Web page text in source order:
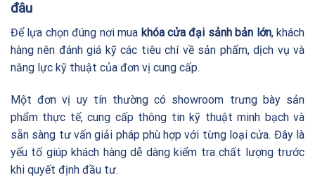
đâu
Để lựa chọn đúng nơi mua khóa cửa đại sảnh bản lớn, khách
hàng nên đánh giá kỹ các tiêu chí về sản phẩm, dịch vụ và
năng lực kỹ thuật của đơn vị cung cấp.
Một đơn vị uy tín thường có showroom trưng bày sản
phẩm thực tế, cung cấp thông tin kỹ thuật minh bạch và
sẵn sàng tư vấn giải pháp phù hợp với từng loại cửa. Đây là
yếu tố giúp khách hàng dễ dàng kiểm tra chất lượng trước
khi quyết định đầu tư.